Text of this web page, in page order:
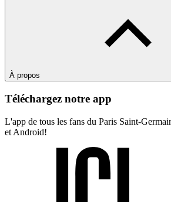
À propos
Téléchargez notre app
L'app de tous les fans du Paris Saint-
et Android!